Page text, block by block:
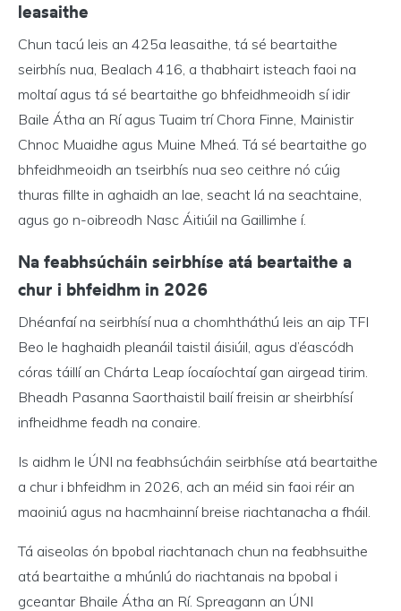
leasaithe
Chun tacú leis an 425a leasaithe, tá sé beartaithe
seirbhís nua, Bealach 416, a thabhairt isteach faoi na
moltaí agus tá sé beartaithe go bhfeidhmeoidh sí idir
Baile Átha an Rí agus Tuaim trí Chora Finne, Mainistir
Chnoc Muaidhe agus Muine Mheá. Tá sé beartaithe go
bhfeidhmeoidh an tseirbhís nua seo ceithre nó cúig
thuras fillte in aghaidh an lae, seacht lá na seachtaine,
agus go n-oibreodh Nasc Áitiúil na Gaillimhe í.
Na feabhsúcháin seirbhíse atá beartaithe a
chur i bhfeidhm in 2026
Dhéanfaí na seirbhísí nua a chomhtháthú leis an aip TFI
Beo le haghaidh pleanáil taistil áisiúil, agus d’éascódh
córas táillí an Chárta Leap íocaíochtaí gan airgead tirim.
Bheadh Pasanna Saorthaistil bailí freisin ar sheirbhísí
infheidhme feadh na conaire.
Is aidhm le ÚNI na feabhsúcháin seirbhíse atá beartaithe
a chur i bhfeidhm in 2026, ach an méid sin faoi réir an
maoiniú agus na hacmhainní breise riachtanacha a fháil.
Tá aiseolas ón bpobal riachtanach chun na feabhsuithe
atá beartaithe a mhúnlú do riachtanais na bpobal i
gceantar Bhaile Átha an Rí. Spreagann an ÚNI